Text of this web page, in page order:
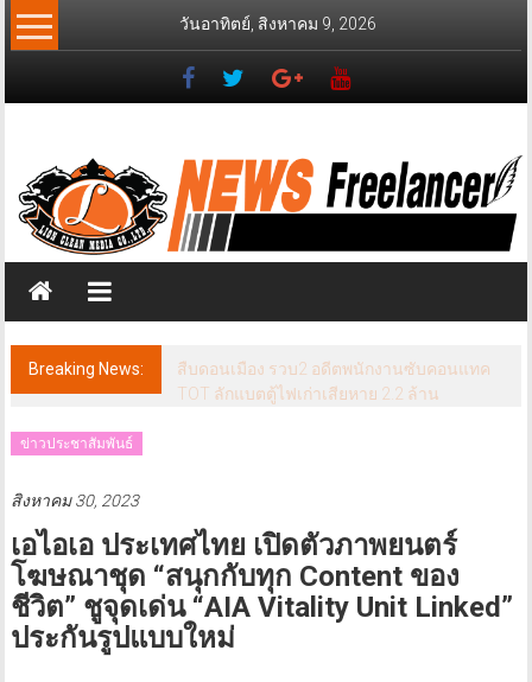
Skip
to
วันอาทิตย์, สิงหาคม 9, 2026
News
Freelancer
วส์
ฟรี
แลน
เซอร์
Breaking News:
นนทบุรี เวทีประชุม ศจย. ชงภาษีสุขภาพ คุม
“หวาน-เค็ม-เมา-ควัน“ ลดการเข้าถึงสินค้าก่อ
สิงหาคม 30, 2023
เอไอเอ ประเทศไทย เปิดตัวภาพยนตร์
โฆษณาชุด “สนุกกับทุก Content ของ
ชีวิต” ชูจุดเด่น “AIA Vitality Unit Linked”
ประกันรูปแบบใหม่